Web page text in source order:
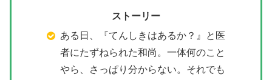
ストーリー
ある日、『てんしきはあるか？』と医
者にたずねられた和尚。一体何のこと
やら、さっぱり分からない。それでも